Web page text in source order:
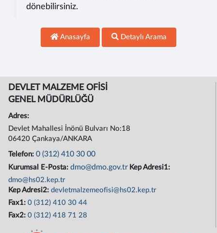
dönebilirsiniz.
Anasayfa Detaylı Arama
DEVLET MALZEME OFİSİ
GENEL MÜDÜRLÜĞÜ
Adres:
Devlet Mahallesi İnönü Bulvarı No:18
06420 Çankaya/ANKARA
Telefon:0 (312) 410 30 00
Kurumsal E-Posta:dmo@dmo.gov.tr Kep Adresi1:
dmo@hs02.kep.tr
Kep Adresi2:devletmalzemeofisi@hs02.kep.tr
Fax1:0 (312) 410 30 44
Fax2:0 (312) 418 71 28